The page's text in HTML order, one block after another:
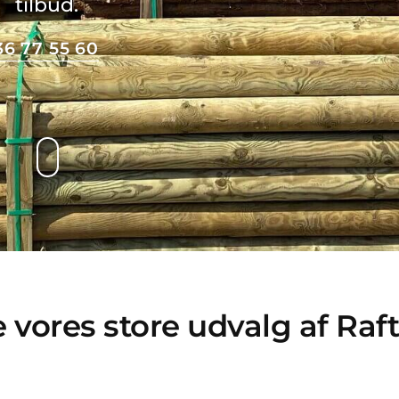
77 55 60
vores store udvalg af